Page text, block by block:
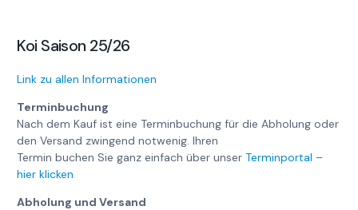
Koi Saison 25/26
Link zu allen Informationen
Terminbuchung
Nach dem Kauf ist eine Terminbuchung für die Abholung oder
den Versand zwingend notwenig. Ihren
Termin buchen Sie ganz einfach über unserTerminportal –
hier klicken
Abholung und Versand